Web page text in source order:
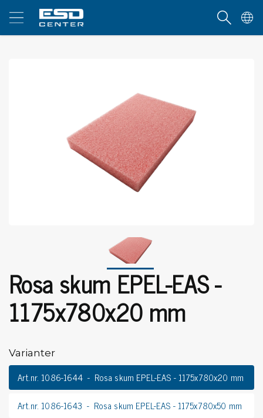
Rosa skum EPEL-EAS -
1175x780x20 mm
Varianter
Art.nr. 1086-1644
Rosa skum EPEL-EAS - 1175x780x20 mm
Art.nr. 1086-1643
Rosa skum EPEL-EAS - 1175x780x50 mm